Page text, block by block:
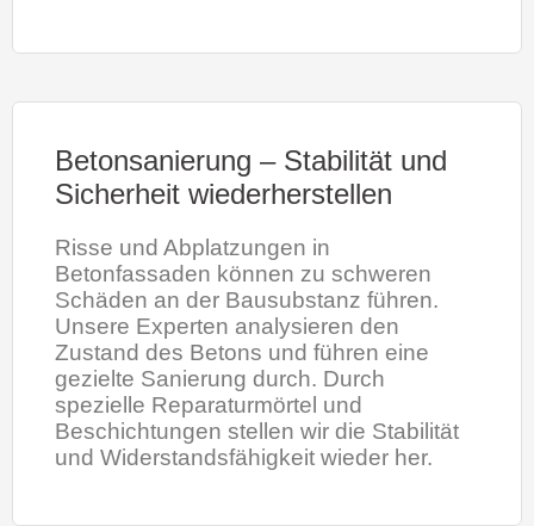
Betonsanierung – Stabilität und
Sicherheit wiederherstellen
Risse und Abplatzungen in
Betonfassaden können zu schweren
Schäden an der Bausubstanz führen.
Unsere Experten analysieren den
Zustand des Betons und führen eine
gezielte Sanierung durch. Durch
spezielle Reparaturmörtel und
Beschichtungen stellen wir die Stabilität
und Widerstandsfähigkeit wieder her.